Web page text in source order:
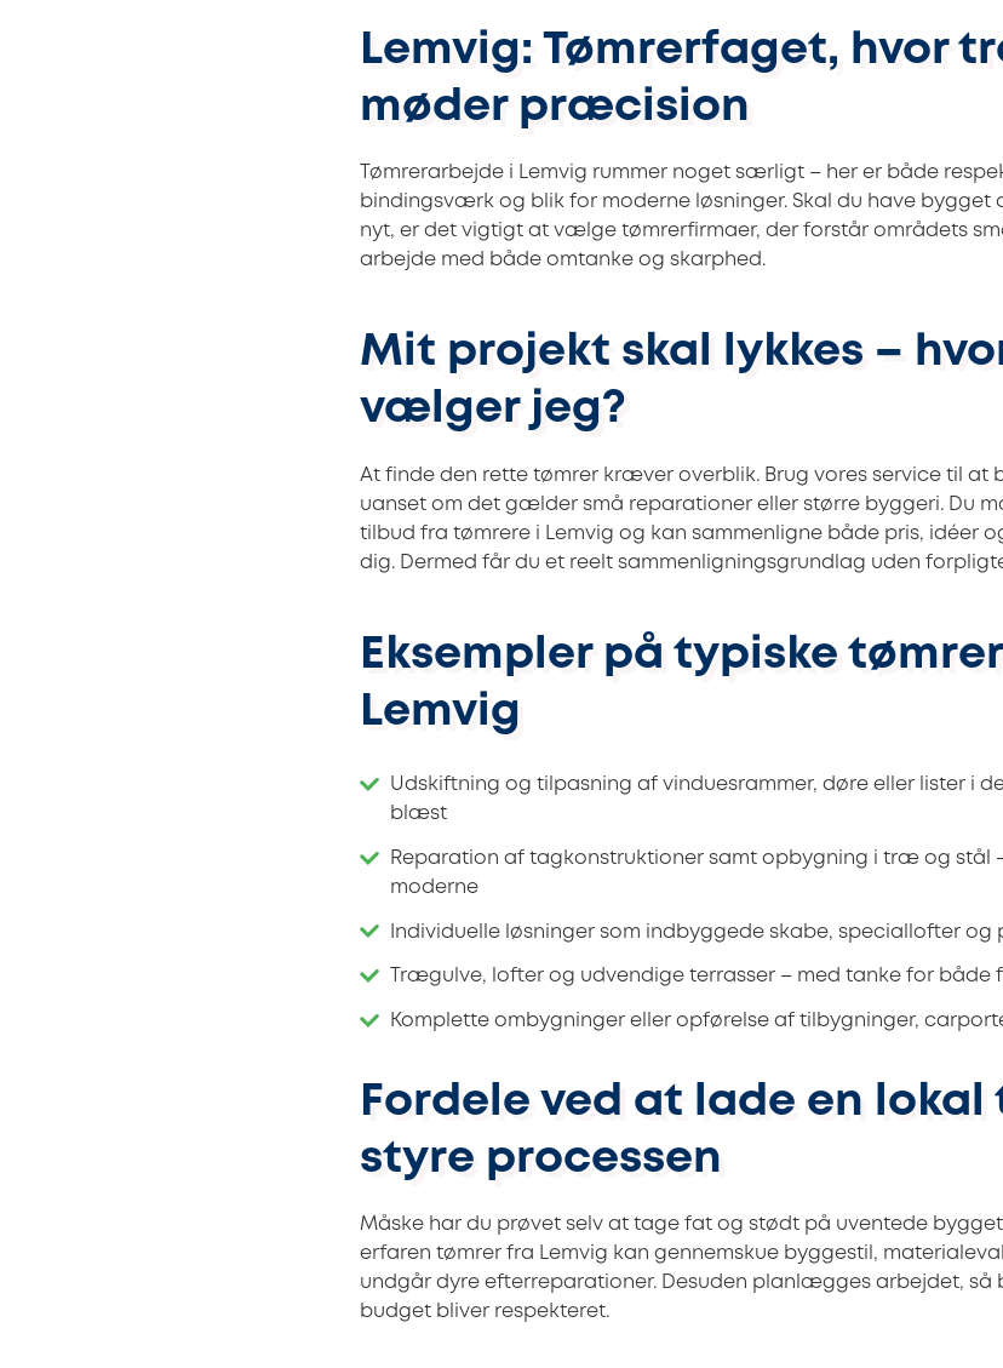
Lemvig: Tømrerfaget, hvor
møder præcision
Tømrerarbejde i Lemvig rummer noget særligt – her er både
bindingsværk og blik for moderne løsninger. Skal du have bygget
nyt, er det vigtigt at vælge tømrerfirmaer, der forstår områdets
arbejde med både omtanke og skarphed.
Mit projekt skal lykkes –
vælger jeg?
At finde den rette tømrer kræver overblik. Brug vores service til at
uanset om det gælder små reparationer eller større byggeri. Du
tilbud fra tømrere i Lemvig og kan sammenligne både pris, idéer
dig. Dermed får du et reelt sammenligningsgrundlag uden
Eksempler på typiske
Lemvig
Udskiftning og tilpasning af vinduesrammer, døre eller lister i
blæst
Reparation af tagkonstruktioner samt opbygning i træ og stål
moderne
Individuelle løsninger som indbyggede skabe, speciallofter og
Trægulve, lofter og udvendige terrasser – med tanke for både
Komplette ombygninger eller opførelse af tilbygninger,
Fordele ved at lade en lokal
styre processen
Måske har du prøvet selv at tage fat og stødt på uventede
erfaren tømrer fra Lemvig kan gennemskue byggestil,
undgår dyre efterreparationer. Desuden planlægges arbejdet, så
budget bliver respekteret.